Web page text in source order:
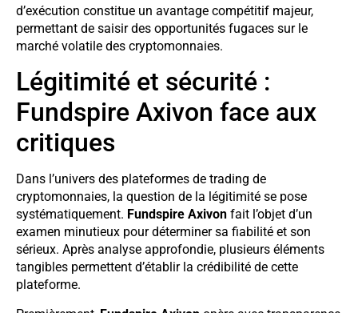
d’exécution constitue un avantage compétitif majeur,
permettant de saisir des opportunités fugaces sur le
marché volatile des cryptomonnaies.
Légitimité et sécurité :
Fundspire Axivon face aux
critiques
Dans l’univers des plateformes de trading de
cryptomonnaies, la question de la légitimité se pose
systématiquement. Fundspire Axivon fait l’objet d’un
examen minutieux pour déterminer sa fiabilité et son
sérieux. Après analyse approfondie, plusieurs éléments
tangibles permettent d’établir la crédibilité de cette
plateforme.